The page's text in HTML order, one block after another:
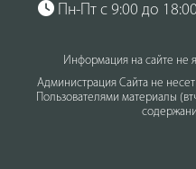
Пн-Пт с 9:00 до 18:00
Информация на сайте не
Администрация Сайта не
Пользователями материалы